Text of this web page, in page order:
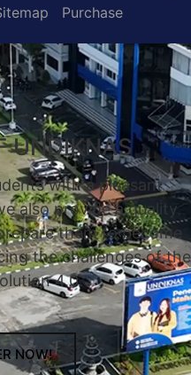
Purchase
UNDIKNAS
with a pleasant
also provide a quality
them to become
the challenges of the
4.0.
NOW!